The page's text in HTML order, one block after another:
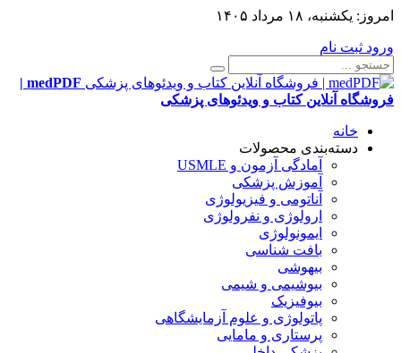
امروز: یکشنبه، ۱۸ مرداد ۱۴۰۵
ورود ثبت نام
medPDF |
فروشگاه آنلاین کتاب و ویدئوهای پزشکی
خانه
دسته‌بندی محصولات
آمادگی آزمون و USMLE
آموزش پزشکی
آناتومی و فیزیولوژی
ارولوژی و نفرولوژی
ایمونولوژی
بافت شناسی
بیهوشی
بیوشیمی و شیمی
بیوفیزیک
پاتولوژی و علوم آزمایشگاهی
پرستاری و مامایی